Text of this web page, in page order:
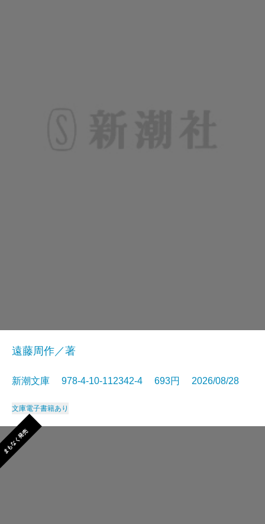
遠藤周作／著
新潮文庫 978-4-10-112342-4 693円 2026/08/28
文庫電子書籍あり
まもなく発売